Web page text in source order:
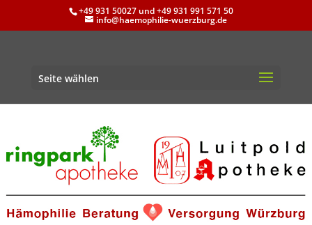
+49 931 50027 und +49 931 991 571 50
info@haemophilie-wuerzburg.de
Seite wählen